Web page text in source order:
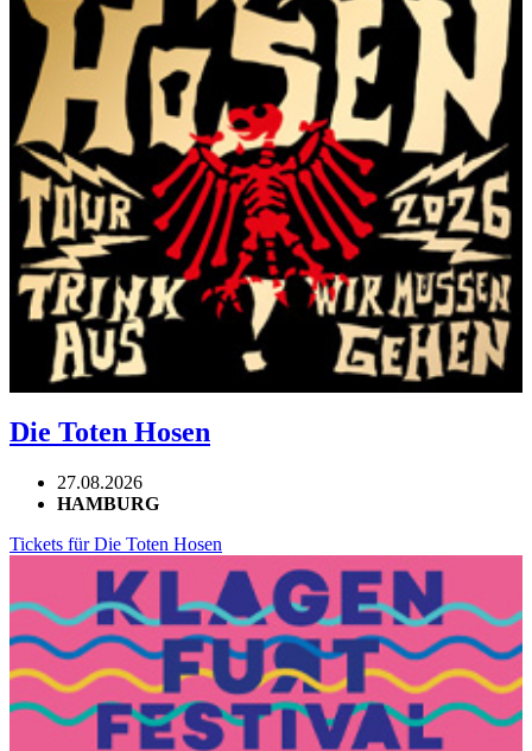
Die Toten Hosen
27.08.2026
HAMBURG
Tickets für Die Toten Hosen